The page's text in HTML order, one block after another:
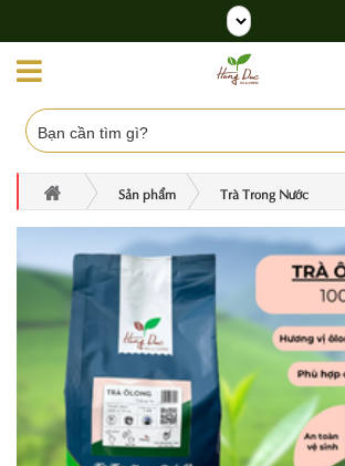
Sản phẩm
Trà Trong Nước
Nguyên liệu trà pha chế
Trà Ô Long
Trà Ô Long Pha Chế Hồng Đức 1kg